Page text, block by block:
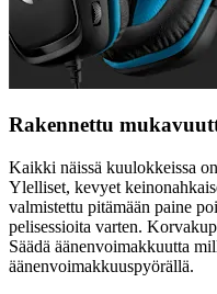
Rakennettu
Kaikki näissä kuulokkeissa
Ylelliset, kevyet
valmistettu pitämään paine
pelisessioita varten.
Säädä äänenvoimakkuutta
äänenvoimakkuuspyörällä.